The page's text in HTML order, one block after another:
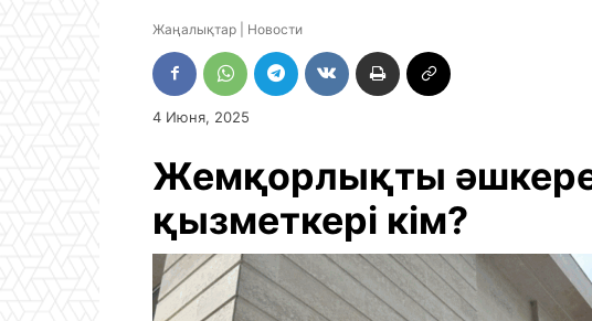
Жаңалықтар | Новости
4 Июня, 2025
Жемқорлықты
қызметкері кім?